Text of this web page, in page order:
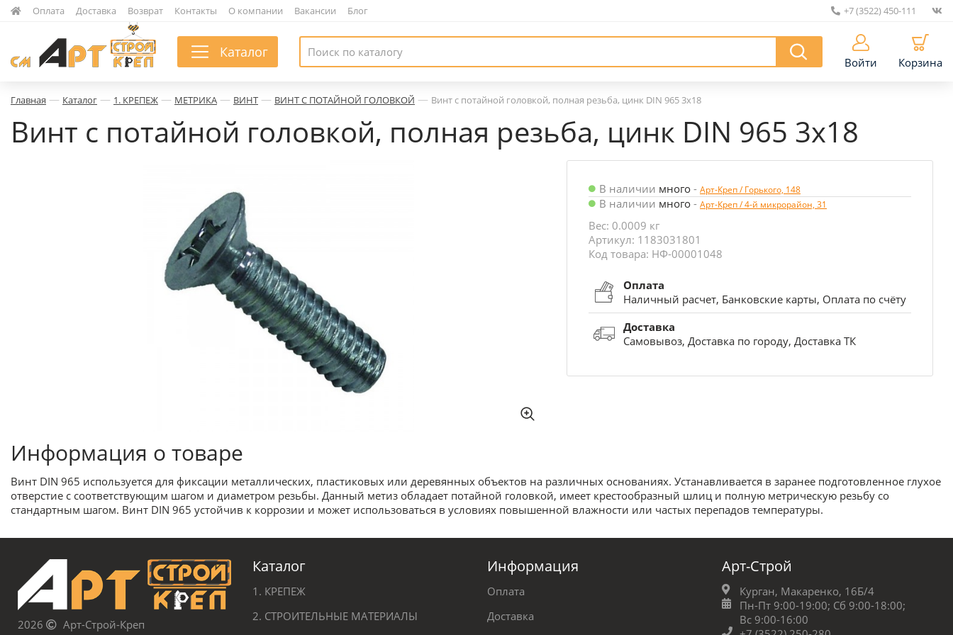
Оплата Доставка Возврат Контакты О компании Вакансии Блог +7 (3522) 450-111
Каталог
Войти Корзина
Главная — Каталог — 1. КРЕПЕЖ — МЕТРИКА — ВИНТ — ВИНТ С ПОТАЙНОЙ ГОЛОВКОЙ — Винт с потайной головкой, полная резьба, цинк DIN 965 3х18
Винт с потайной головкой, полная резьба, цинк DIN 965 3х18
В наличии много - Арт-Креп / Горького, 148
В наличии много - Арт-Креп / 4-й микрорайон, 31
Вес: 0.0009 кг
Артикул: 1183031801
Код товара: НФ-00001048
Оплата
Наличный расчет, Банковские карты, Оплата по счёту
Доставка
Самовывоз, Доставка по городу, Доставка ТК
Информация о товаре
Винт DIN 965 используется для фиксации металлических, пластиковых или деревянных объектов на различных основаниях. Устанавливается в заранее подготовленное глухое
отверстие с соответствующим шагом и диаметром резьбы. Данный метиз обладает потайной головкой, имеет крестообразный шлиц и полную метрическую резьбу со
стандартным шагом. Винт DIN 965 устойчив к коррозии и может использоваться в условиях повышенной влажности или частых перепадов температуры.
2026 Арт-Строй-Креп
Каталог
1. КРЕПЕЖ
2. СТРОИТЕЛЬНЫЕ МАТЕРИАЛЫ
Информация
Оплата
Доставка
Арт-Строй
Курган, Макаренко, 16Б/4
Пн-Пт 9:00-19:00; Сб 9:00-18:00;
Вс 9:00-16:00